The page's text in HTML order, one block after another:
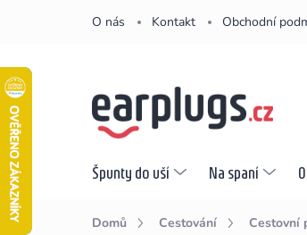
O nás Kontakt Obchodní
Špunty do uší Na spaní
Domů Cestování Cestovní